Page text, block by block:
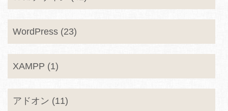
WordPress (23)
XAMPP (1)
アドオン (11)